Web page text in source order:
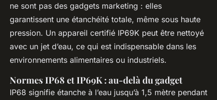
ne sont pas des gadgets marketing : elles
garantissent une étanchéité totale, même sous haute
pression. Un appareil certifié IP69K peut être nettoyé
avec un jet d’eau, ce qui est indispensable dans les
environnements alimentaires ou industriels.
Normes IP68 et IP69K : au-delà du gadget
IP68 signifie étanche à l’eau jusqu’à 1,5 mètre pendant